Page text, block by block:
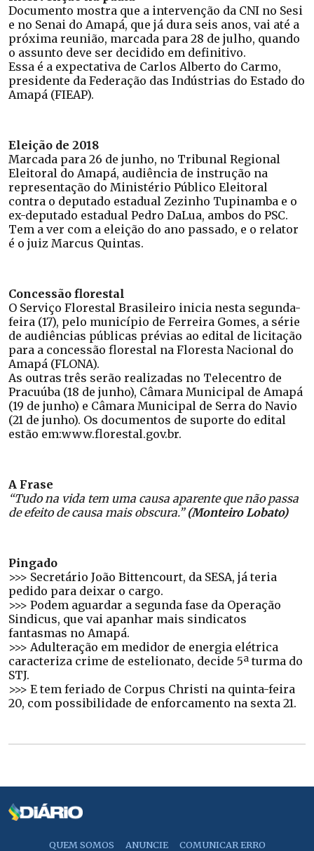
Documento mostra que a intervenção da CNI no Sesi
e no Senai do Amapá, que já dura seis anos, vai até a
próxima reunião, marcada para 28 de julho, quando
o assunto deve ser decidido em definitivo.
Essa é a expectativa de Carlos Alberto do Carmo,
presidente da Federação das Indústrias do Estado do
Amapá (FIEAP).
Eleição de 2018
Marcada para 26 de junho, no Tribunal Regional
Eleitoral do Amapá, audiência de instrução na
representação do Ministério Público Eleitoral
contra o deputado estadual Zezinho Tupinamba e o
ex-deputado estadual Pedro DaLua, ambos do PSC.
Tem a ver com a eleição do ano passado, e o relator
é o juiz Marcus Quintas.
Concessão florestal
O Serviço Florestal Brasileiro inicia nesta segunda-
feira (17), pelo município de Ferreira Gomes, a série
de audiências públicas prévias ao edital de licitação
para a concessão florestal na Floresta Nacional do
Amapá (FLONA).
As outras três serão realizadas no Telecentro de
Pracuúba (18 de junho), Câmara Municipal de Amapá
(19 de junho) e Câmara Municipal de Serra do Navio
(21 de junho). Os documentos de suporte do edital
estão em:www.florestal.gov.br.
A Frase
“Tudo na vida tem uma causa aparente que não passa
de efeito de causa mais obscura.”(Monteiro Lobato)
Pingado
>>> Secretário João Bittencourt, da SESA, já teria
pedido para deixar o cargo.
>>> Podem aguardar a segunda fase da Operação
Sindicus, que vai apanhar mais sindicatos
fantasmas no Amapá.
>>> Adulteração em medidor de energia elétrica
caracteriza crime de estelionato, decide 5ª turma do
STJ.
>>> E tem feriado de Corpus Christi na quinta-feira
20, com possibilidade de enforcamento na sexta 21.
QUEM SOMOS ANUNCIE COMUNICAR ERRO